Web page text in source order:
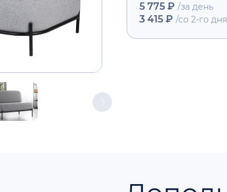
5 775 ₽ /за день
3 415 ₽ /со 2-го дня